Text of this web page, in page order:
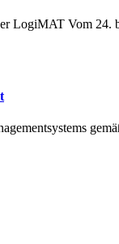
LogiMAT Vom